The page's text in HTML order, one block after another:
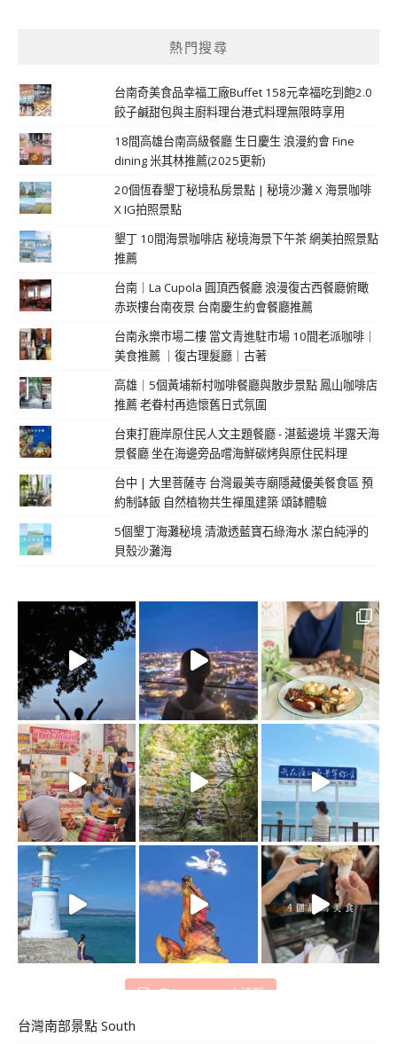
熱門搜尋
台南奇美食品幸福工廠Buffet 158元幸福吃到飽2.0
餃子鹹甜包與主廚料理台港式料理無限時享用
18間高雄台南高級餐廳 生日慶生 浪漫約會 Fine
dining 米其林推薦(2025更新)
20個恆春墾丁秘境私房景點 | 秘境沙灘 X 海景咖啡
X IG拍照景點
墾丁 10間海景咖啡店 秘境海景下午茶 網美拍照景點
推薦
台南｜La Cupola 圓頂西餐廳 浪漫復古西餐廳俯瞰
赤崁樓台南夜景 台南慶生約會餐廳推薦
台南永樂市場二樓 當文青進駐市場 10間老派咖啡｜
美食推薦 ｜復古理髮廳｜古著
高雄｜5個黃埔新村咖啡餐廳與散步景點 鳳山咖啡店
推薦 老眷村再造懷舊日式氛圍
台東打鹿岸原住民人文主題餐廳 - 湛藍邊境 半露天海
景餐廳 坐在海邊旁品嚐海鮮碳烤與原住民料理
台中 | 大里菩薩寺 台灣最美寺廟隱藏優美餐食區 預
約制缽飯 自然植物共生禪風建築 頌缽體驗
5個墾丁海灘秘境 清澈透藍寶石綠海水 潔白純淨的
貝殼沙灘海
在 Instagram 上追蹤
台灣南部景點 South